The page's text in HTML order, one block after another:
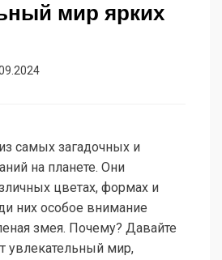
мир ярких
самых загадочных и
на планете. Они
цветах, формах и
них особое внимание
змея. Почему? Давайте
увлекательный мир,